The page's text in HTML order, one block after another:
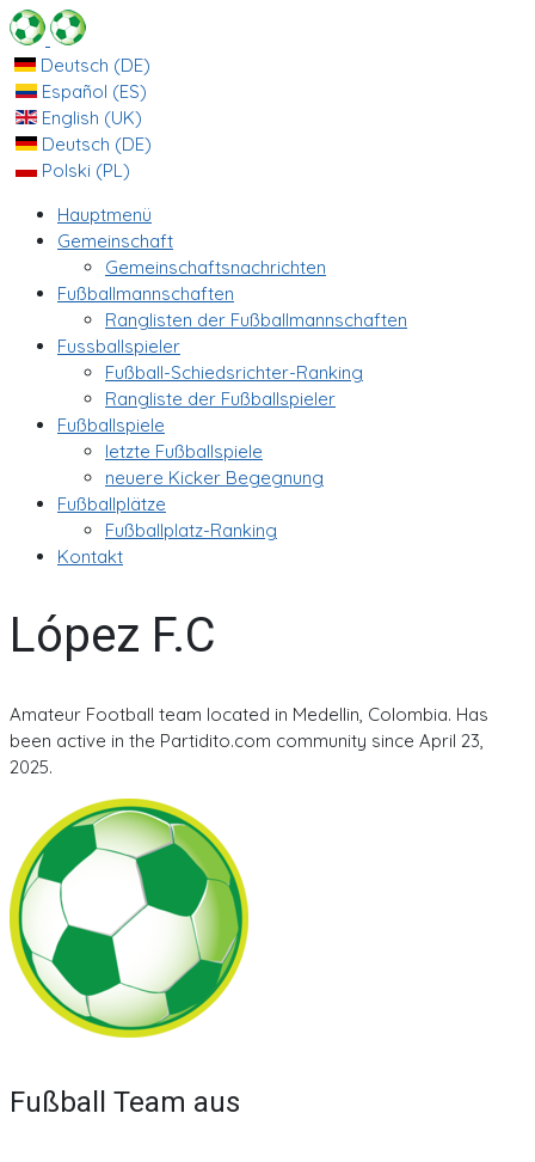
Deutsch (DE)
Español (ES)
English (UK)
Deutsch (DE)
Polski (PL)
Hauptmenü
Gemeinschaft
Gemeinschaftsnachrichten
Fußballmannschaften
Ranglisten der Fußballmannschaften
Fussballspieler
Fußball-Schiedsrichter-Ranking
Rangliste der Fußballspieler
Fußballspiele
letzte Fußballspiele
neuere Kicker Begegnung
Fußballplätze
Fußballplatz-Ranking
Kontakt
López F.C
Amateur Football team located in Medellin, Colombia. Has
been active in the Partidito.com community since April 23,
2025.
Fußball Team aus